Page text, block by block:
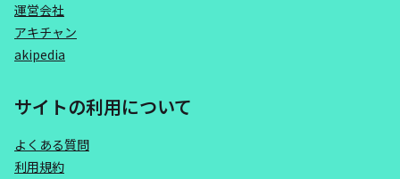
運営会社
アキチャン
akipedia
サイトの利用について
よくある質問
利用規約